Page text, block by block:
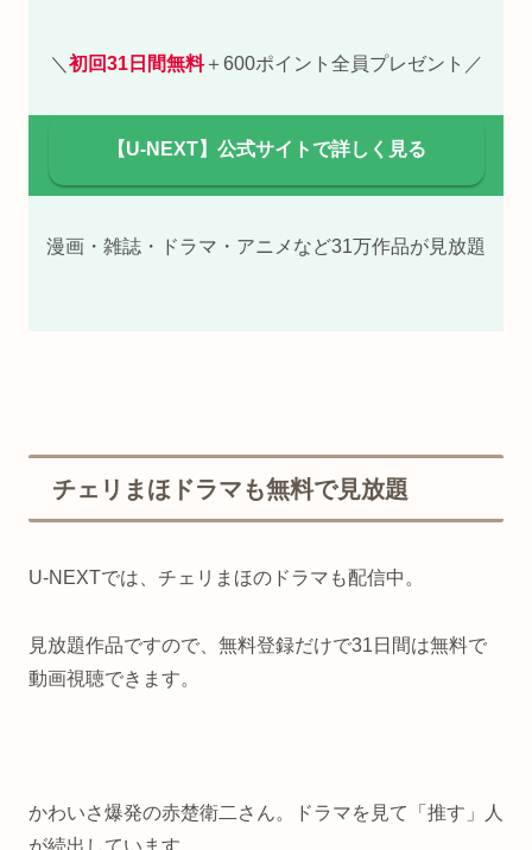
＼ 初回31日間無料＋600ポイント全員プレゼント／
【U-NEXT】公式サイトで詳しく見る
漫画・雑誌・ドラマ・アニメなど31万作品が見放題
チェリまほドラマも無料で見放題
U-NEXTでは、チェリまほのドラマも配信中。
見放題作品ですので、無料登録だけで31日間は無料で
動画視聴できます。
かわいさ爆発の赤楚衛二さん。ドラマを見て「推す」人